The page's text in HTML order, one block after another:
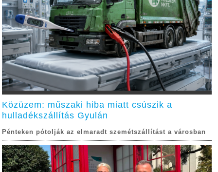
Közüzem: műszaki hiba miatt csúszik a
hulladékszállítás Gyulán
Pénteken pótolják az elmaradt szemétszállítást a városban